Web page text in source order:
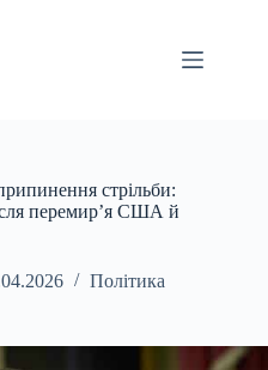
стрільби:
перемир’я США й
Політика